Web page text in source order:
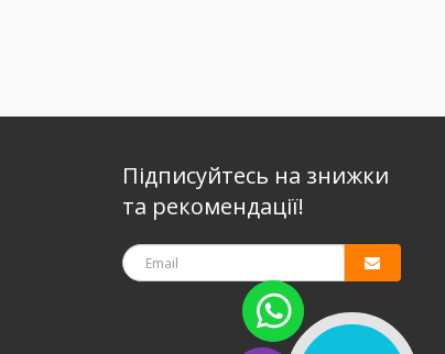
Підписуйтесь на знижки
та рекомендації!